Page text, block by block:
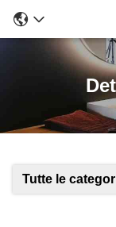
Tutte le